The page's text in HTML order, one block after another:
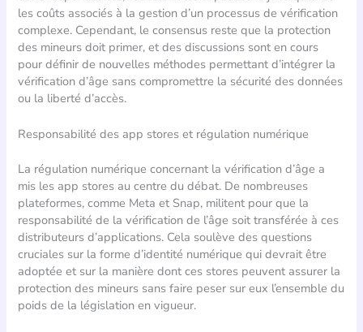
les coûts associés à la gestion d’un processus de vérification
complexe. Cependant, le consensus reste que la protection
des mineurs doit primer, et des discussions sont en cours
pour définir de nouvelles méthodes permettant d’intégrer la
vérification d’âge sans compromettre la sécurité des données
ou la liberté d’accès.
Responsabilité des app stores et régulation numérique
La régulation numérique concernant la vérification d’âge a
mis les app stores au centre du débat. De nombreuses
plateformes, comme Meta et Snap, militent pour que la
responsabilité de la vérification de l’âge soit transférée à ces
distributeurs d’applications. Cela soulève des questions
cruciales sur la forme d’identité numérique qui devrait être
adoptée et sur la manière dont ces stores peuvent assurer la
protection des mineurs sans faire peser sur eux l’ensemble du
poids de la législation en vigueur.